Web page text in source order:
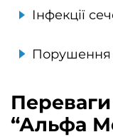
Інфекції
Порушення
Переваги
“Альфа